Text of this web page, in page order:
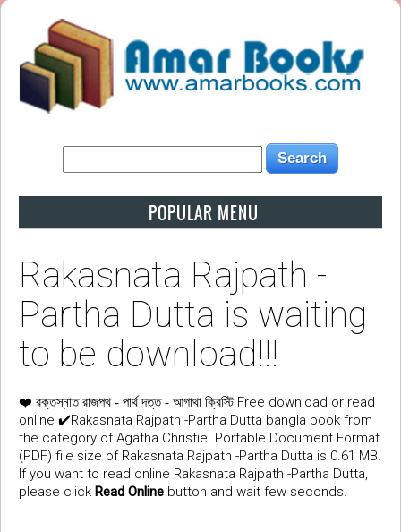
POPULAR MENU
Rakasnata Rajpath -
Partha Dutta is waiting
to be download!!!
❤️ রক্তস্নাত রাজপথ - পার্থ দত্ত - আগাথা ক্রিস্টিFree download or read
online ✔️Rakasnata Rajpath -Partha Dutta bangla book from
the category of Agatha Christie. Portable Document Format
(PDF) file size of Rakasnata Rajpath -Partha Dutta is 0.61 MB.
If you want to read online Rakasnata Rajpath -Partha Dutta,
please click Read Online button and wait few seconds.